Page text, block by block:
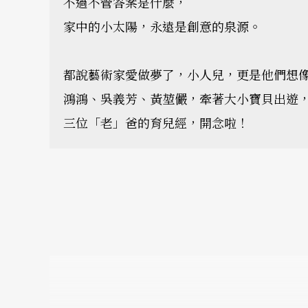
家中的小太陽，永遠是創意的泉源。
都說藝術家愛做夢了，小人兒，更是他們想
鴻鴻、吳義芳、黃堃儼，牽著大小寶貝出遊，
三位「老」爸的育兒經，開念啦！